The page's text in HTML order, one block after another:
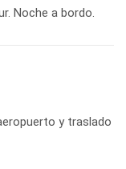
Noche a bordo.
y traslado